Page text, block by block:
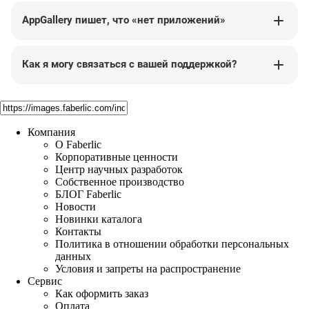
мы будем оперативно информировать вас через
Если у вас все еще не получилось установить
Написать в техническую поддержку >
Однако, для большей безопасности мы бы
AppGallery пишет, что «нет приложений»
Как я могу связаться с вашей поддержкой?
на портал >
Компания
О Faberlic
Корпоративные ценности
Центр научных разработок
Собственное производство
БЛОГ Faberlic
Новости
Новинки каталога
Контакты
Политика в отношении обработки персональных
данных
Условия и запреты на распространение
Сервис
Как оформить заказ
Оплата